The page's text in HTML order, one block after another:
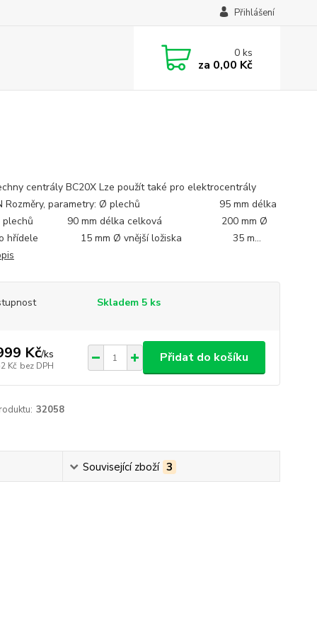
Přihlášení
0ks
za 0,00 Kč
centrály BC20X Lze použít také pro elektrocentrály
Rozměry, parametry: Ø plechů 95 mm délka
plechů 90 mm délka celková 200 mm Ø
hřídele 15 mm Ø vnější ložiska 35 m...
Skladem 5 ks
Kč/ks
Kč bez DPH
Přidat do košíku
32058
Související zboží 3